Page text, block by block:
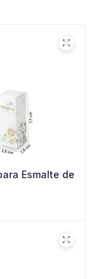
Esmalte de